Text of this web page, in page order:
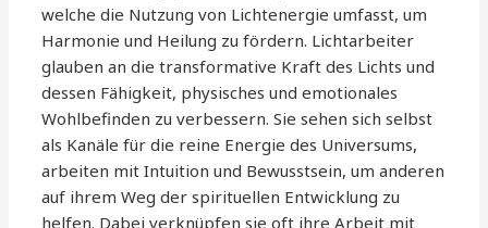
welche die Nutzung von Lichtenergie umfasst, um
Harmonie und Heilung zu fördern. Lichtarbeiter
glauben an die transformative Kraft des Lichts und
dessen Fähigkeit, physisches und emotionales
Wohlbefinden zu verbessern. Sie sehen sich selbst
als Kanäle für die reine Energie des Universums,
arbeiten mit Intuition und Bewusstsein, um anderen
auf ihrem Weg der spirituellen Entwicklung zu
helfen. Dabei verknüpfen sie oft ihre Arbeit mit